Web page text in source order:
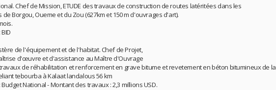
Chef de Mission, ETUDE des travaux de construction de routes latéritées dans les
Borgou, Oueme et du Zou (627km et 150 m d'ouvrages d'art).
de l'équipement et de l'habitat. Chef de Projet,
d'œuvre et d'assistance au Maître d'Ouvrage
de réhabilitation et renforcement en grave bitume et revetement en béton bitumineux de la
tebourba à Kalaat landalous 56 km
National - Montant des travaux : 2,3 millions USD.